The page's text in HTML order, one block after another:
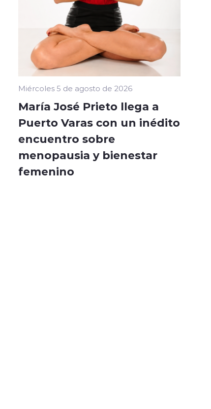
Miércoles 5 de agosto de 2026
María José Prieto llega a
Puerto Varas con un inédito
encuentro sobre
menopausia y bienestar
femenino